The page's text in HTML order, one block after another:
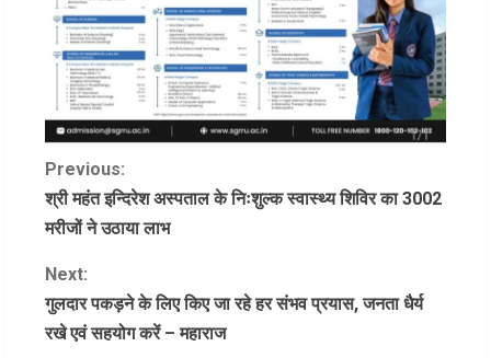
C
o
n
t
Previous:
श्री महंत इन्दिरेश अस्पताल के निःशुल्क स्वास्थ्य शिविर का 3002
मरीजों ने उठाया लाभ
Next:
गुलदार पकड़ने के लिए किए जा रहे हर संभव प्रयास, जनता धैर्य
रखे एवं सहयोग करें – महाराज